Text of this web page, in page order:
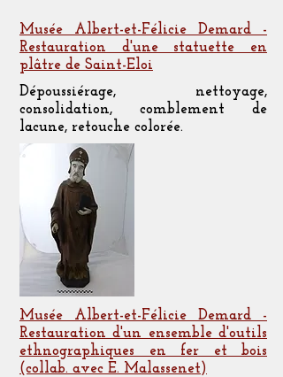
Musée Albert-et-Félicie Demard -
Restauration d'une statuette en
plâtre de Saint-Eloi
Dépoussiérage, nettoyage,
consolidation, comblement de
lacune, retouche colorée.
Musée Albert-et-Félicie Demard -
Restauration d'un ensemble d'outils
ethnographiques en fer et bois
(collab. avec E. Malassenet)